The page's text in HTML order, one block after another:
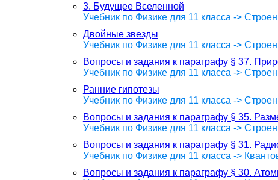
3. Будущее Вселенной
Учебник по Физике для 11 класса ->
Двойные звезды
Учебник по Физике для 11 класса ->
Вопросы и задания к параграфу § 37.
Учебник по Физике для 11 класса ->
Ранние гипотезы
Учебник по Физике для 11 класса ->
Вопросы и задания к параграфу § 35.
Учебник по Физике для 11 класса ->
Вопросы и задания к параграфу § 31.
Учебник по Физике для 11 класса ->
Вопросы и задания к параграфу § 30.